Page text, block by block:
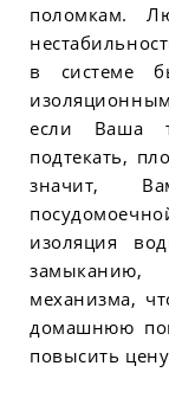
поломкам.
в системе
если Ваша
подтекать,
значит,
изоляция
замыканию,
механизма,
домашнюю
повысить